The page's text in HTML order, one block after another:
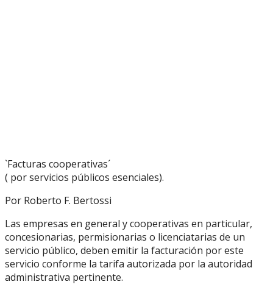
`Facturas cooperativas´
( por servicios públicos esenciales).
Por Roberto F. Bertossi
Las empresas en general y cooperativas en particular,
concesionarias, permisionarias o licenciatarias de un
servicio público, deben emitir la facturación por este
servicio conforme la tarifa autorizada por la autoridad
administrativa pertinente.